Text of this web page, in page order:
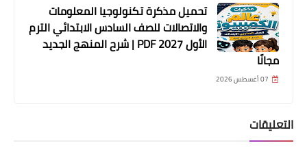
تحميل مذكرة تكنولوجيا المعلومات
والاتصالات للصف السادس الابتدائي الترم
الأول 2027 PDF | شرح المنهج الجديد
مجانًا
07 أغسطس 2026
التعليقات